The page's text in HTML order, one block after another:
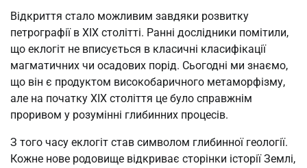
Відкриття стало можливим завдяки розвитку
петрографії в XIX столітті. Ранні дослідники помітили,
що еклогіт не вписується в класичні класифікації
магматичних чи осадових порід. Сьогодні ми знаємо,
що він є продуктом високобаричного метаморфізму,
але на початку XIX століття це було справжнім
проривом у розумінні глибинних процесів.
З того часу еклогіт став символом глибинної геології.
Кожне нове родовище відкриває сторінки історії Землі,